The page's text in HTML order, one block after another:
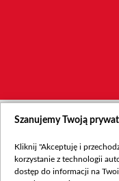
Szanujemy Twoją
Kliknij "Akceptuję i
korzystanie z technologii
dostęp do informacji na